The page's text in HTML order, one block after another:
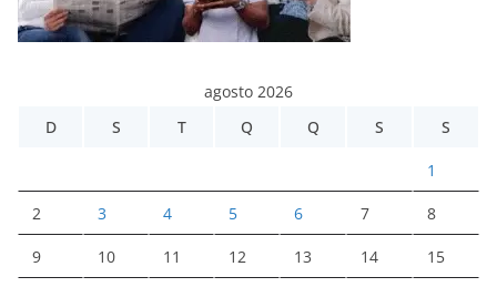
agosto 2026
D
S T Q Q S S
1
2 3 4 5 6 7 8
9 10 11 12 13 14 15